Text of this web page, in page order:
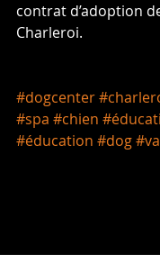
contrat d’adoption
Charleroi.
#dogcenter
#spa #chien
#éducation #dog